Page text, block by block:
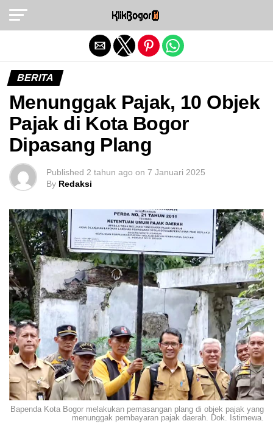
BERITA
Menunggak Pajak, 10 Objek
Pajak di Kota Bogor
Dipasang Plang
Published 2 tahun ago on 7 Januari 2025
By Redaksi
Bapenda Kota Bogor melakukan pemasangan plang di objek pajak yang
menunggak pembayaran pajak daerah. Dok. Istimewa.
Exit mobile version